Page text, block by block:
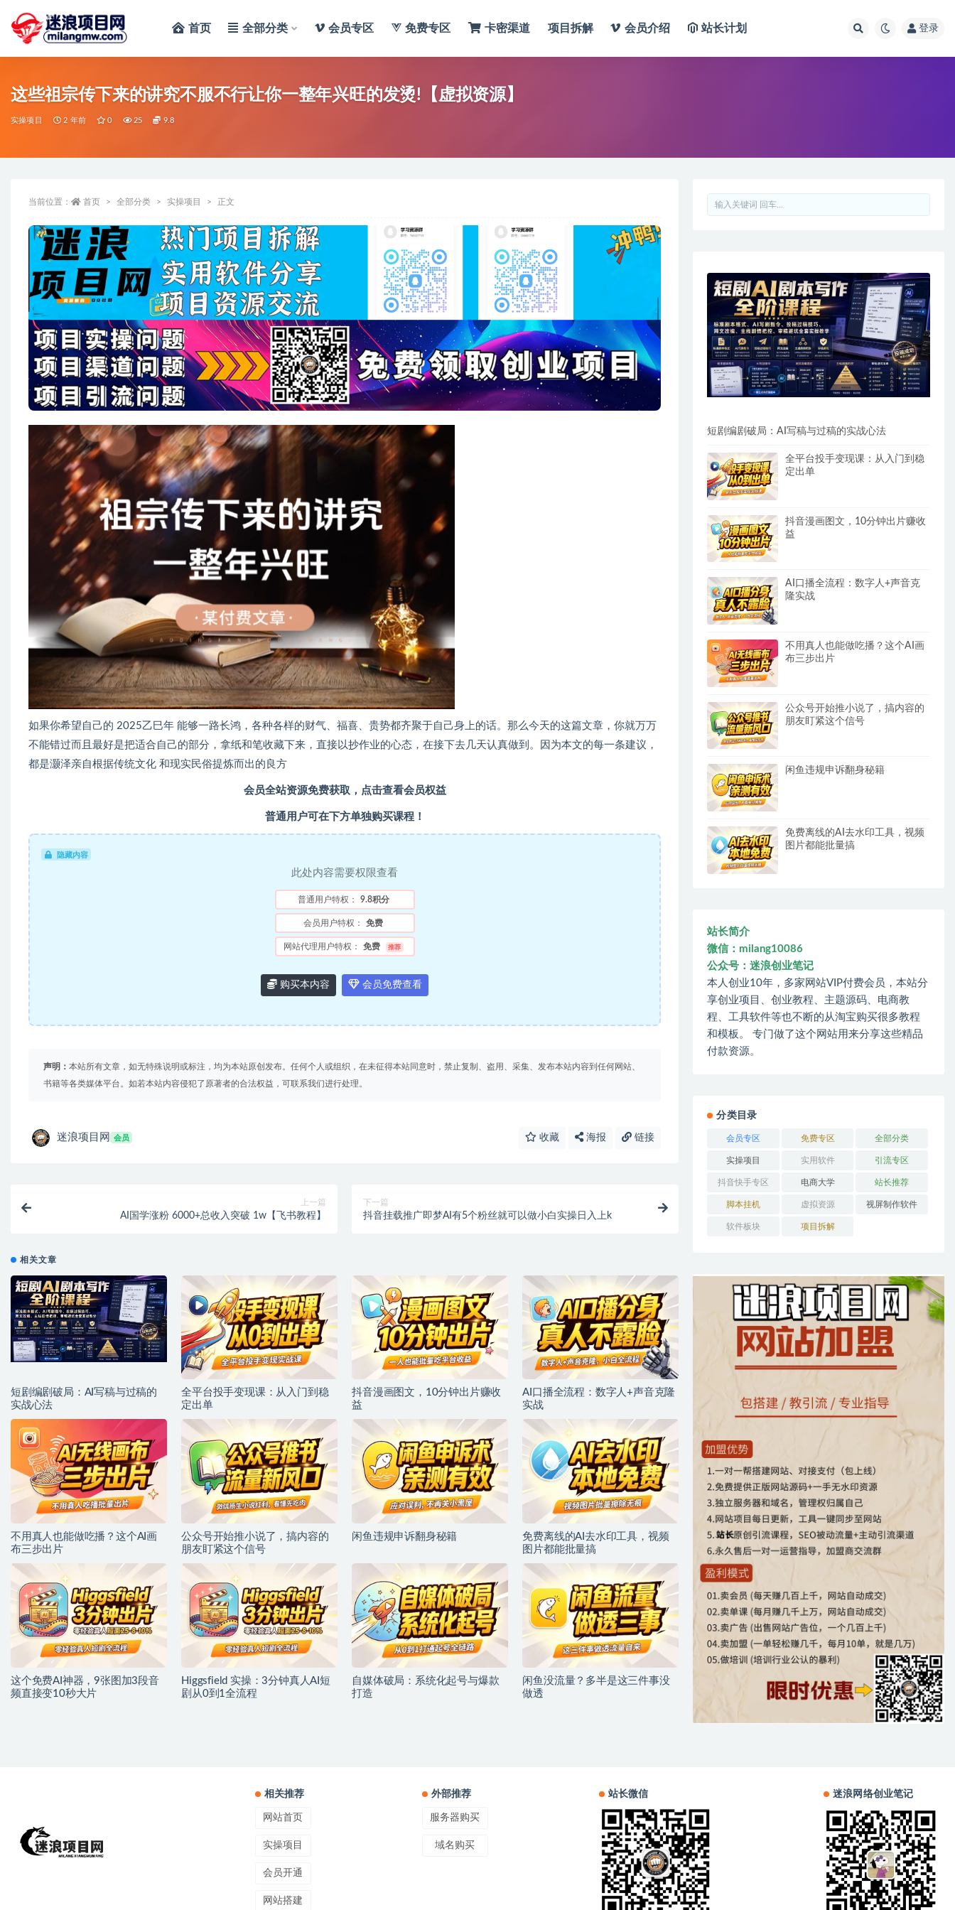
首页 全部分类 会员专区 免费专区 卡密渠道 项目拆解 会员介绍 站长计划 登录
这些祖宗传下来的讲究不服不行让你一整年兴旺的发烫!【虚拟资源】
实操项目 2 年前 0 25 9.8
当前位置： 首页 全部分类 实操项目 正文
如果你希望自己的 2025乙巳年 能够一路长鸿，各种各样的财气、福喜、贵势都齐聚于自己身上的话。那么今天的这篇文章，你就万万
不能错过而且最好是把适合自己的部分，拿纸和笔收藏下来，直接以抄作业的心态，在接下去几天认真做到。因为本文的每一条建议，
都是灏泽亲自根据传统文化 和现实民俗提炼而出的良方
会员全站资源免费获取，点击查看会员权益
普通用户可在下方单独购买课程！
隐藏内容
此处内容需要权限查看
普通用户特权： 9.8积分
会员用户特权： 免费
网站代理用户特权： 免费 推荐
购买本内容 会员免费查看
声明： 本站所有文章，如无特殊说明或标注，均为本站原创发布。任何个人或组织，在未征得本站同意时，禁止复制、盗用、采集、发布本站内容到任何网站、
书籍等各类媒体平台。如若本站内容侵犯了原著者的合法权益，可联系我们进行处理。
迷浪项目网 会员 收藏 海报 链接
上一篇
AI国学涨粉 6000+总收入突破 1w【飞书教程】
下一篇
抖音挂载推广即梦AI有5个粉丝就可以做小白实操日入上k
相关文章
短剧编剧破局：AI写稿与过稿的
实战心法
全平台投手变现课：从入门到稳
定出单
抖音漫画图文，10分钟出片赚收
益
AI口播全流程：数字人+声音克隆
实战
不用真人也能做吃播？这个AI画
布三步出片
公众号开始推小说了，搞内容的
朋友盯紧这个信号
闲鱼违规申诉翻身秘籍
免费离线的AI去水印工具，视频
图片都能批量搞
这个免费AI神器，9张图加3段音
频直接变10秒大片
Higgsfield 实操：3分钟真人AI短
剧从0到1全流程
自媒体破局：系统化起号与爆款
打造
闲鱼没流量？多半是这三件事没
做透
短剧编剧破局：AI写稿与过稿的实战心法
全平台投手变现课：从入门到稳
定出单
抖音漫画图文，10分钟出片赚收
益
AI口播全流程：数字人+声音克
隆实战
不用真人也能做吃播？这个AI画
布三步出片
公众号开始推小说了，搞内容的
朋友盯紧这个信号
闲鱼违规申诉翻身秘籍
免费离线的AI去水印工具，视频
图片都能批量搞
站长简介
微信：milang10086
公众号：迷浪创业笔记
本人创业10年，多家网站VIP付费会员，本站分
享创业项目、创业教程、主题源码、电商教
程、工具软件等也不断的从淘宝购买很多教程
和模板。 专门做了这个网站用来分享这些精品
付款资源。
分类目录
会员专区 免费专区 全部分类
实操项目 实用软件 引流专区
抖音快手专区 电商大学 站长推荐
脚本挂机 虚拟资源 视屏制作软件
软件板块 项目拆解
相关推荐
网站首页
实操项目
会员开通
网站搭建
外部推荐
服务器购买
域名购买
站长微信 迷浪网络创业笔记